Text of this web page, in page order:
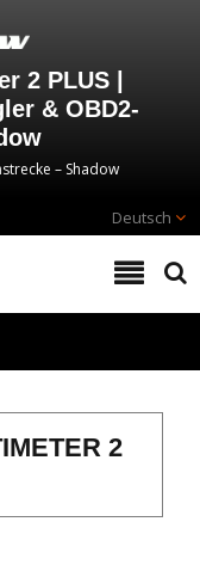
2 PLUS |
& OBD2-
– Shadow
Deutsch
2